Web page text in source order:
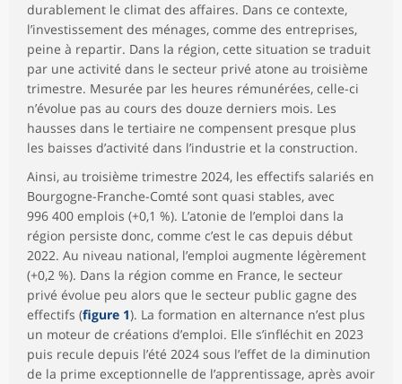
durablement le climat des affaires. Dans ce contexte,
l’investissement des ménages, comme des entreprises,
peine à repartir. Dans la région, cette situation se traduit
par une activité dans le secteur privé atone au troisième
trimestre. Mesurée par les heures rémunérées, celle-ci
n’évolue pas au cours des douze derniers mois. Les
hausses dans le tertiaire ne compensent presque plus
les baisses d’activité dans l’industrie et la construction.
Ainsi, au troisième trimestre 2024, les effectifs salariés en
Bourgogne-Franche-Comté sont quasi stables, avec
996 400 emplois (+0,1 %). L’atonie de l’emploi dans la
région persiste donc, comme c’est le cas depuis début
2022. Au niveau national, l’emploi augmente légèrement
(+0,2 %). Dans la région comme en France, le secteur
privé évolue peu alors que le secteur public gagne des
effectifs (figure 1). La formation en alternance n’est plus
un moteur de créations d’emploi. Elle s’infléchit en 2023
puis recule depuis l’été 2024 sous l’effet de la diminution
de la prime exceptionnelle de l’apprentissage, après avoir